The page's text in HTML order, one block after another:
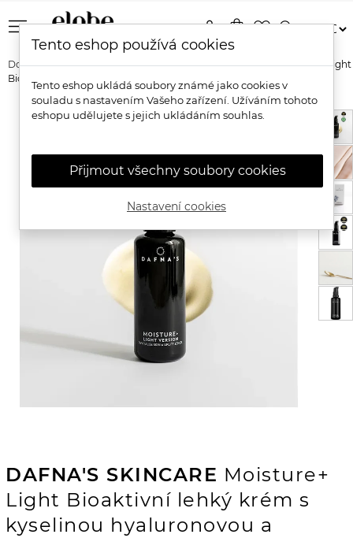
menu shopping_bagfavorite_bordersearch
person
Domů Značky Dafna's Skincare
Dafna's Skincare Moisture+ Light
Bioaktivní lehký krém s kyselinou hyaluronovou a arganem
DAFNA'S SKINCARE Moisture+
Light Bioaktivní lehký krém s
kyselinou hyaluronovou a
Tento eshop používá cookies
Tento eshop ukládá soubory známé jako cookies v
souladu s nastavením Vašeho zařízení. Užíváním tohoto
eshopu udělujete s jejich ukládáním souhlas.
Přijmout všechny soubory cookies
Nastavení cookies